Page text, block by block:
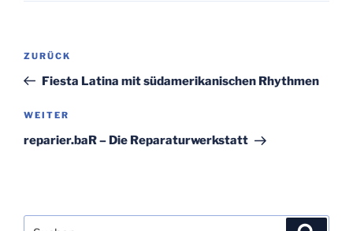
Beitragsnavigation
Vorheriger
Beitrag
ZURÜCK
Fiesta Latina mit südamerikanischen Rhythmen
Nächster
Beitrag
WEITER
reparier.baR – Die Reparaturwerkstatt